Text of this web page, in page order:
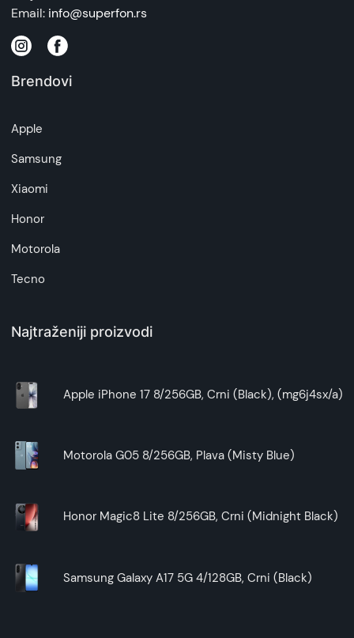
Email: info@superfon.rs
Brendovi
Apple
Samsung
Xiaomi
Honor
Motorola
Tecno
Najtraženiji proizvodi
Apple iPhone 17 8/256GB, Crni (Black), (mg6j4sx/a)
Motorola G05 8/256GB, Plava (Misty Blue)
Honor Magic8 Lite 8/256GB, Crni (Midnight Black)
Samsung Galaxy A17 5G 4/128GB, Crni (Black)